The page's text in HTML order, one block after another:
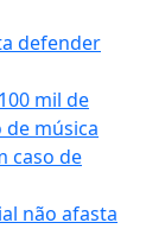
defender
mil de
música
caso de
não afasta